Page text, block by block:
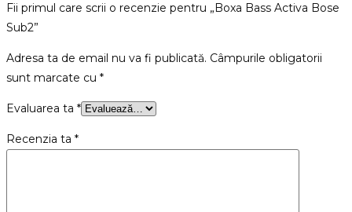
Fii primul care scrii o recenzie pentru „Boxa Bass Activa Bose
Sub2”
Adresa ta de email nu va fi publicată. Câmpurile obligatorii
sunt marcate cu *
Evaluarea ta *
Recenzia ta *